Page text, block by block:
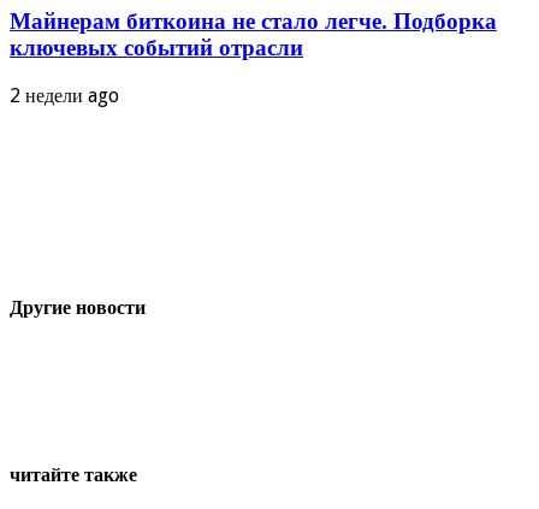
Майнерам биткоина не стало легче. Подборка
ключевых событий отрасли
2 недели ago
Другие новости
читайте также